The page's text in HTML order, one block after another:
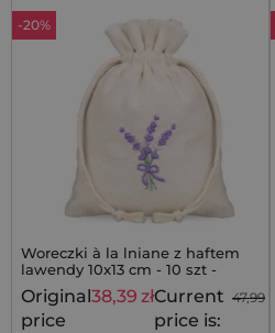
-20%
Woreczki à la lniane z haftem
lawendy 10x13 cm - 10 szt -
elegancki akcent w
prowansalskim stylu
47,99
Original
price
38,39 złCurrent
price is: